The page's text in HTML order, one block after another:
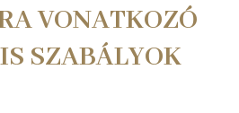
VONATKOZÓ
SZABÁLYOK